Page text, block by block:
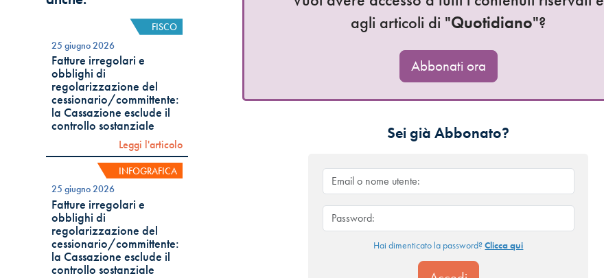
FISCO
25 giugno 2026
Fatture irregolari e
obblighi di
regolarizzazione del
cessionario/committente:
la Cassazione esclude il
controllo sostanziale
Leggi l'articolo
INFOGRAFICA
25 giugno 2026
Fatture irregolari e
obblighi di
regolarizzazione del
cessionario/committente:
la Cassazione esclude il
controllo sostanziale
agli articoli di "Quotidiano"?
Abbonati ora
Sei già Abbonato?
Hai dimenticato la password?Clicca qui